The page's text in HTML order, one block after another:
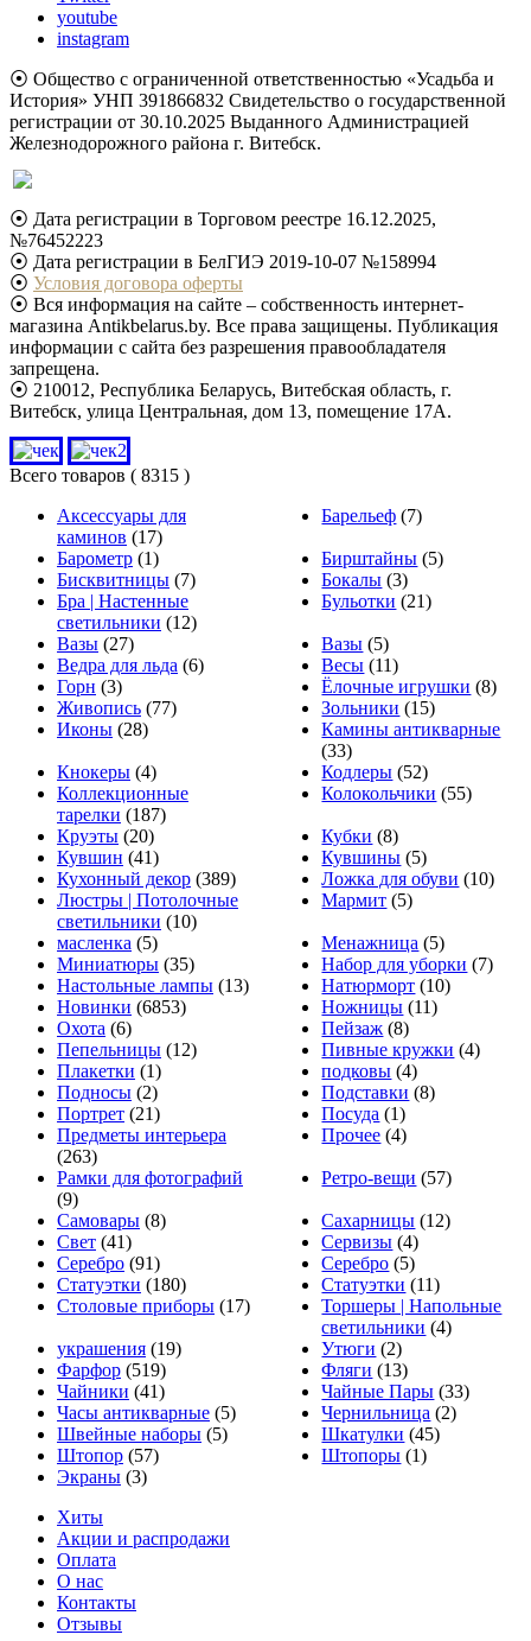
youtube
instagram
⦿ Общество с ограниченной ответственностью «Усадьба и
История» УНП 391866832 Свидетельство о государственной
регистрации от 30.10.2025 Выданного Администрацией
Железнодорожного района г. Витебск.
⦿ Дата регистрации в Торговом реестре 16.12.2025,
№76452223
⦿ Дата регистрации в БелГИЭ 2019-10-07 №158994
⦿ Условия договора оферты
⦿ Вся информация на сайте – собственность интернет-
магазина Antikbelarus.by. Все права защищены. Публикация
информации с сайта без разрешения правообладателя
запрещена.
⦿ 210012, Республика Беларусь, Витебская область, г.
Витебск, улица Центральная, дом 13, помещение 17А.
Всего товаров ( 8315 )
Аксессуары для
каминов (17)
Барельеф (7)
Барометр (1) Бирштайны (5)
Бисквитницы (7) Бокалы (3)
Бра | Настенные
светильники (12)
Бульотки (21)
Вазы (27) Вазы (5)
Ведра для льда (6) Весы (11)
Горн (3) Ёлочные игрушки (8)
Живопись (77) Зольники (15)
Иконы (28)
Камины антикварные
(33)
Кнокеры (4) Кодлеры (52)
Коллекционные
тарелки (187)
Колокольчики (55)
Круэты (20) Кубки (8)
Кувшин (41) Кувшины (5)
Кухонный декор (389) Ложка для обуви (10)
Люстры | Потолочные
светильники (10)
Мармит (5)
масленка (5) Менажница (5)
Миниатюры (35) Набор для уборки (7)
Настольные лампы (13) Натюрморт (10)
Новинки (6853) Ножницы (11)
Охота (6) Пейзаж (8)
Пепельницы (12) Пивные кружки (4)
Плакетки (1) подковы (4)
Подносы (2) Подставки (8)
Портрет (21) Посуда (1)
Предметы интерьера
(263)
Прочее (4)
Рамки для фотографий
(9)
Ретро-вещи (57)
Самовары (8) Сахарницы (12)
Свет (41) Сервизы (4)
Серебро (91) Серебро (5)
Статуэтки (180) Статуэтки (11)
Столовые приборы (17)
Торшеры | Напольные
светильники (4)
украшения (19) Утюги (2)
Фарфор (519) Фляги (13)
Чайники (41) Чайные Пары (33)
Часы антикварные (5) Чернильница (2)
Швейные наборы (5) Шкатулки (45)
Штопор (57) Штопоры (1)
Экраны (3)
Хиты
Акции и распродажи
Оплата
О нас
Контакты
Отзывы